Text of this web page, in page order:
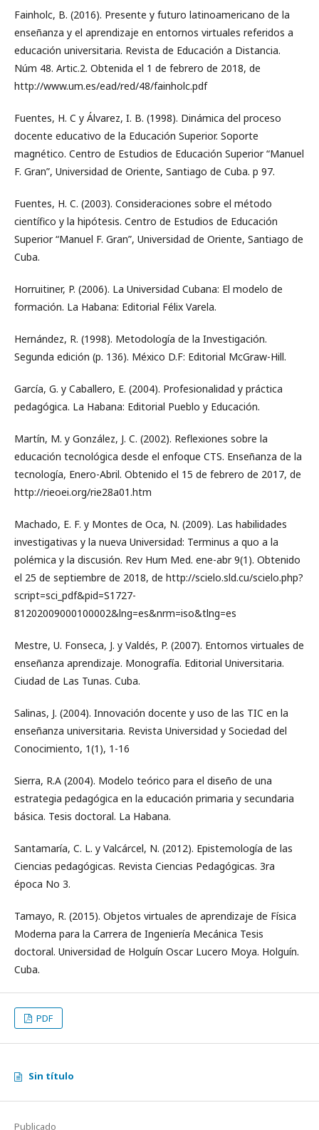
Fainholc, B. (2016). Presente y futuro latinoamericano de la
enseñanza y el aprendizaje en entornos virtuales referidos a
educación universitaria. Revista de Educación a Distancia.
Núm 48. Artic.2. Obtenida el 1 de febrero de 2018, de
http://www.um.es/ead/red/48/fainholc.pdf
Fuentes, H. C y Álvarez, I. B. (1998). Dinámica del proceso
docente educativo de la Educación Superior. Soporte
magnético. Centro de Estudios de Educación Superior “Manuel
F. Gran”, Universidad de Oriente, Santiago de Cuba. p 97.
Fuentes, H. C. (2003). Consideraciones sobre el método
científico y la hipótesis. Centro de Estudios de Educación
Superior “Manuel F. Gran”, Universidad de Oriente, Santiago de
Cuba.
Horruitiner, P. (2006). La Universidad Cubana: El modelo de
formación. La Habana: Editorial Félix Varela.
Hernández, R. (1998). Metodología de la Investigación.
Segunda edición (p. 136). México D.F: Editorial McGraw-Hill.
García, G. y Caballero, E. (2004). Profesionalidad y práctica
pedagógica. La Habana: Editorial Pueblo y Educación.
Martín, M. y González, J. C. (2002). Reflexiones sobre la
educación tecnológica desde el enfoque CTS. Enseñanza de la
tecnología, Enero-Abril. Obtenido el 15 de febrero de 2017, de
http://rieoei.org/rie28a01.htm
Machado, E. F. y Montes de Oca, N. (2009). Las habilidades
investigativas y la nueva Universidad: Terminus a quo a la
polémica y la discusión. Rev Hum Med. ene-abr 9(1). Obtenido
el 25 de septiembre de 2018, de http://scielo.sld.cu/scielo.php?
script=sci_pdf&pid=S1727-
81202009000100002&lng=es&nrm=iso&tlng=es
Mestre, U. Fonseca, J. y Valdés, P. (2007). Entornos virtuales de
enseñanza aprendizaje. Monografía. Editorial Universitaria.
Ciudad de Las Tunas. Cuba.
Salinas, J. (2004). Innovación docente y uso de las TIC en la
enseñanza universitaria. Revista Universidad y Sociedad del
Conocimiento, 1(1), 1-16
Sierra, R.A (2004). Modelo teórico para el diseño de una
estrategia pedagógica en la educación primaria y secundaria
básica. Tesis doctoral. La Habana.
Santamaría, C. L. y Valcárcel, N. (2012). Epistemología de las
Ciencias pedagógicas. Revista Ciencias Pedagógicas. 3ra
época No 3.
Tamayo, R. (2015). Objetos virtuales de aprendizaje de Física
Moderna para la Carrera de Ingeniería Mecánica Tesis
doctoral. Universidad de Holguín Oscar Lucero Moya. Holguín.
Cuba.
PDF
Sin título
Publicado